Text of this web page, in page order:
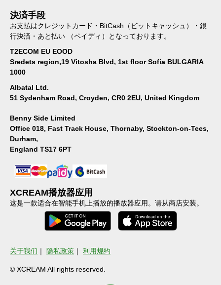
決済手段
お支払はクレジットカード・BitCash（ビットキャッシュ）・銀
行決済・あと払い （ペイディ）となっております。
T2ECOM EU EOOD
Sredets region,19 Vitosha Blvd, 1st floor Sofia BULGARIA
1000
Albatal Ltd.
51 Sydenham Road, Croyden, CR0 2EU, United Kingdom
Benny Side Limited
Office 018, Fast Track House, Thornaby, Stockton-on-Tees,
Durham,
England TS17 6PT
XCREAM播放器应用
这是一款适合在智能手机上播放的播放器应用。请从商店安装。
关于我们 ｜ 隐私政策 ｜ 利用规约
© XCREAM All rights reserved.